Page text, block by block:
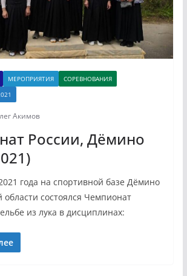
МЕРОПРИЯТИЯ
СОРЕВНОВАНИЯ
Акимов
Росcии, Дёмино
года на спортивной базе Дёмино
области состоялся Чемпионат
из лука в дисциплинах: